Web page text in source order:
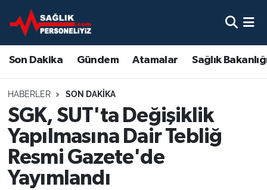
Son Dakika Gündem Atamalar Sağlık
HABERLER SON DAKIKA
SGK, SUT'ta Değişiklik
Yapılmasına Dair Tebliğ
Resmi Gazete'de
Yayımlandı
Son Dakika
Gündem
Atamalar
Sağlık Bakanlığı
Mevzuat
Nöbetçi Eczaneler
Hava Durumu
Namaz Vakitleri
Trafik Durumu
Süper Lig Puan Durumu ve Fikstür